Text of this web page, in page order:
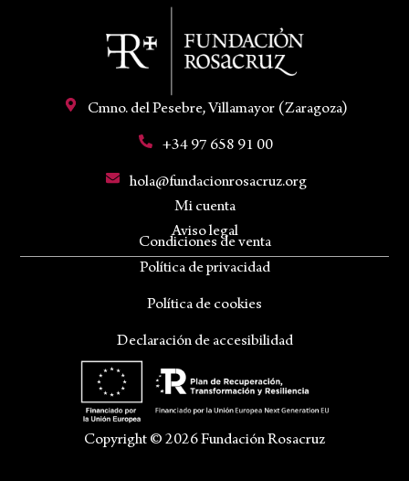
Cmno. del Pesebre, Villamayor (Zaragoza)
+34 97 658 91 00
hola@fundacionrosacruz.org
Mi cuenta
Condiciones de venta
Aviso legal
Política de privacidad
Política de cookies
Declaración de accesibilidad
Copyright © 2026 Fundación Rosacruz